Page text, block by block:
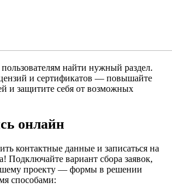
найти нужный раздел.
и сертификатов — повышайте
и защитите себя от возможных
онлайн
контактные данные и записаться на
Подключайте вариант сбора заявок,
проекту — формы в решении
способами: